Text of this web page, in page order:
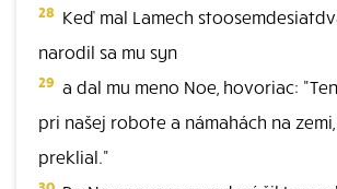
28 Keď mal Lamech
narodil sa mu syn
29 a dal mu meno Noe, hovoriac:
pri našej robote a námahách na
preklial."